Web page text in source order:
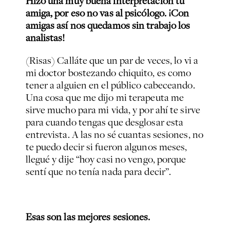
amiga, por eso no vas al psicólogo. ¡Con
amigas así nos quedamos sin trabajo los
analistas!
(Risas) Calláte que un par de veces, lo vi a
mi doctor bostezando chiquito, es como
tener a alguien en el público cabeceando.
Una cosa que me dijo mi terapeuta me
sirve mucho para mi vida, y por ahí te sirve
para cuando tengas que desglosar esta
entrevista. A las no sé cuantas sesiones, no
te puedo decir si fueron algunos meses,
llegué y dije “hoy casi no vengo, porque
sentí que no tenía nada para decir”.
Esas son las mejores sesiones.